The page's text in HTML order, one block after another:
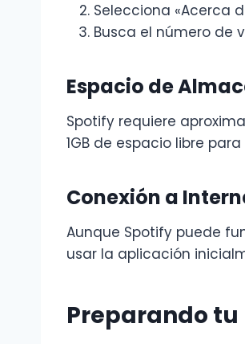
Selecciona «Acerca
Busca el número de
Espacio de
Spotify requiere
1GB de espacio libre
Conexión a
Aunque Spotify puede
usar la aplicación
Preparando